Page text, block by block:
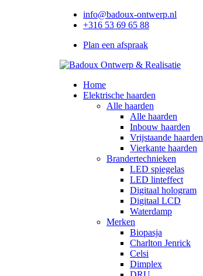
info@badoux-ontwerp.nl
+316 53 69 65 88
Plan een afspraak
Home
Elektrische haarden
Alle haarden
Alle haarden
Inbouw haarden
Vrijstaande haarden
Vierkante haarden
Brandertechnieken
LED spiegelas
LED linteffect
Digitaal hologram
Digitaal LCD
Waterdamp
Merken
Biopasja
Charlton Jenrick
Celsi
Dimplex